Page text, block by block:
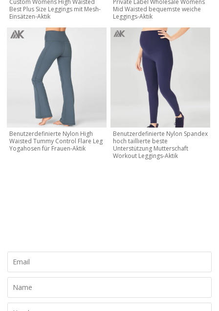
Best Plus Size Leggings mit Mesh-
Einsätzen-Aktik
Mid Waisted bequemste weiche
Leggings-Aktik
Benutzerdefinierte Nylon High
Waisted Tummy Control Flare Leg
Yogahosen für Frauen-Aktik
Benutzerdefinierte Nylon Spandex
hoch taillierte beste
Unterstützung Mutterschaft
Workout Leggings-Aktik